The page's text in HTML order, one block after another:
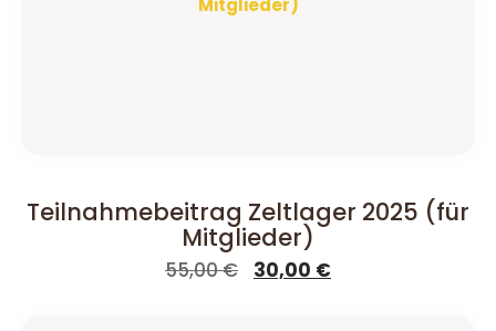
Teilnahmebeitrag Zeltlager 2025 (für
Mitglieder)
55,00€
Ursprünglicher
30,00 €